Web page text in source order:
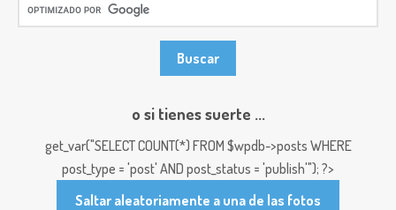
o si tienes suerte ...
get_var("SELECT COUNT(*) FROM $wpdb->posts WHERE
post_type = 'post' AND post_status = 'publish'"); ?>
Saltar aleatoriamente a una de las fotos